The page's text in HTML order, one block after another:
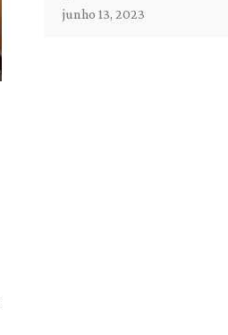
junho 13, 2023